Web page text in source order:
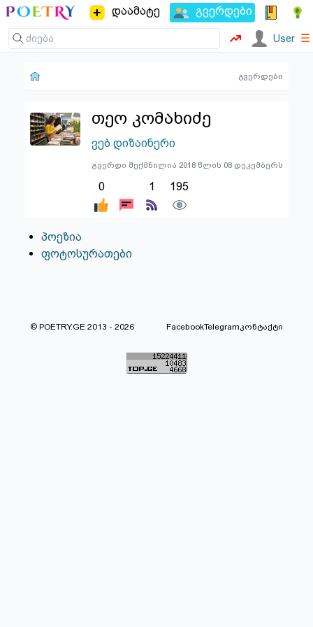
დაამატე გვერდები
User ☰
გვერდები
თეო კომახიძე
ვებ დიზაინერი
გვერდი შექმნილია 2018 წლის 08 დეკემბერს
0 1 195
პოეზია
ფოტოსურათები
© POETRY.GE 2013 - 2026 FacebookTelegramკონტაქტი